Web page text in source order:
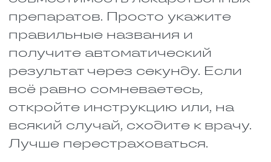
Эту тему начали серьёзно
изучать только лет 20 назад.
Многие учёные до сих пор её
боятся, потому что она касается
особенностей разных народов.
Но на самом деле
фармакогенетика — это про то,
как лечить людей эффективнее.
Когда все поймут, что учитывать
генетику — это нормально, такие
исследования станут обычным
делом. Возможно, в будущем